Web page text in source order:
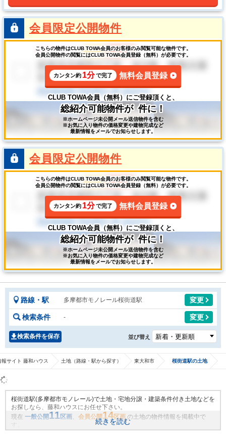
会員限定公開物件
こちらの物件はCLUB TOWA会員のお客様のみ閲覧可能な物件です。
会員公開物件の閲覧にはCLUB TOWA会員登録（無料）が必要です。
カンタン約 1分で完了 無料会員登録
CLUB TOWA会員（無料）にご登録頂くと、
総紹介可能物件が 件に！
※ホームページ未公開メール送信物件を含む
※お気に入り物件の価格変更や建物完成など
最新情報をメールでお知らせします。
会員限定公開物件
こちらの物件はCLUB TOWA会員のお客様のみ閲覧可能な物件です。
会員公開物件の閲覧にはCLUB TOWA会員登録（無料）が必要です。
カンタン約 1分で完了 無料会員登録
CLUB TOWA会員（無料）にご登録頂くと、
総紹介可能物件が 件に！
※ホームページ未公開メール送信物件を含む
※お気に入り物件の価格変更や建物完成など
最新情報をメールでお知らせします。
路線・駅 多摩都市モノレール桜街道駅 変更
検索条件 - 変更
検索条件を保存 並び替え
サイト 藤和ハウス 土地（路線・駅から探す） 東大和市 桜街道駅の土地
桜街道駅(多摩都市モノレール)で土地・宅地分譲・建築条件付き土地などを
お探しなら、藤和ハウスにお任せ下さい。
現在 一般公開11区画 会員公開14区画 の土地の物件情報を掲載中で
す。
藤和ハウスは地域密着・創業51年、これまでの膨大なお取引により、桜街
続きを読む